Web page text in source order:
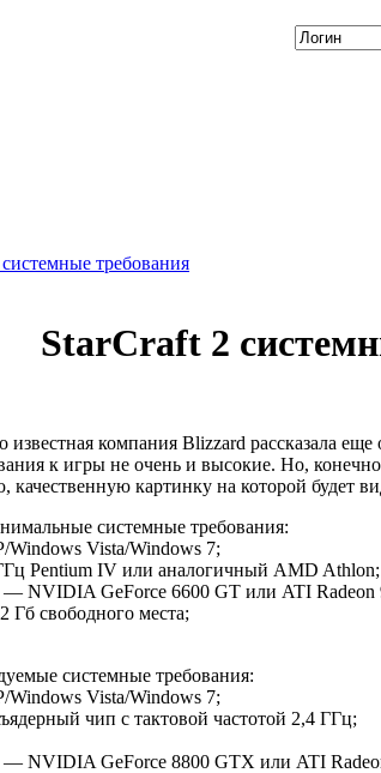
требования
StarCraft 2
известная компания Blizzard рассказала
к игры не очень и высокие. Но,
качественную картинку на которой будет
системные требования:
Vista/Windows 7;
Pentium IV или аналогичный AMD Athlon;
— NVIDIA GeForce 6600 GT или ATI Radeon
свободного места;
системные требования:
Vista/Windows 7;
чип с тактовой частотой 2,4 ГГц;
— NVIDIA GeForce 8800 GTX или ATI